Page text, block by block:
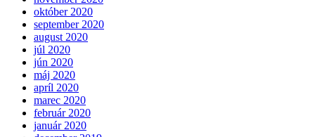
október 2020
september 2020
august 2020
júl 2020
jún 2020
máj 2020
apríl 2020
marec 2020
február 2020
január 2020